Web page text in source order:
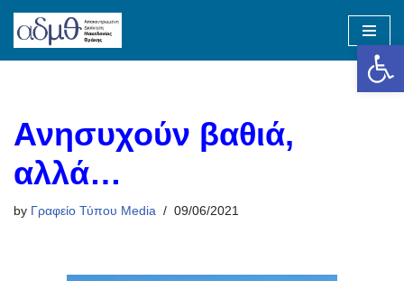
Skip
Ανησυχούν βαθιά,
αλλά…
by Γραφείο Τύπου Media 09/06/2021